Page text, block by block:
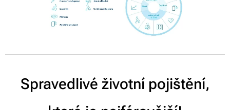
Spravedlivé životní pojištění,